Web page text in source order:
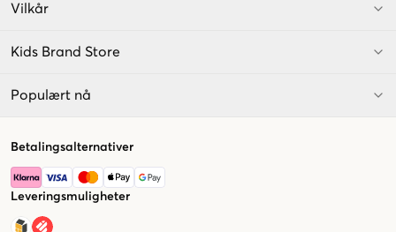
Vilkår
Kids Brand Store
Populært nå
Betalingsalternativer
Leveringsmuligheter